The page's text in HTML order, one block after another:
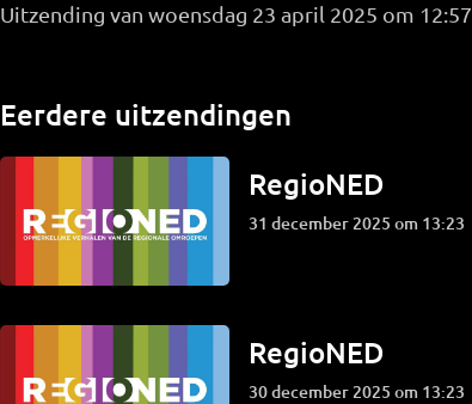
Uitzending van woensdag 23 april 2025 om 12:57
Eerdere uitzendingen
RegioNED
31 december 2025 om 13:23
RegioNED
30 december 2025 om 13:23